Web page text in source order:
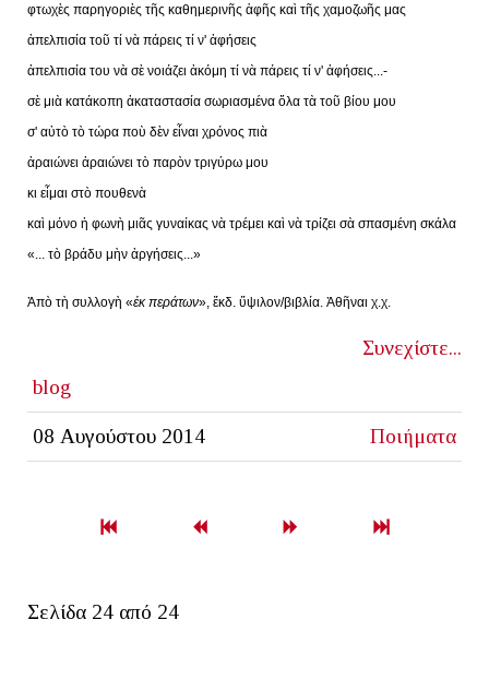
φτωχὲς παρηγοριὲς τῆς καθημερινῆς ἁφῆς καὶ τῆς χαμοζωῆς μας
ἀπελπισία τοῦ τί νὰ πάρεις τί ν' ἀφήσεις
ἀπελπισία του νὰ σὲ νοιάζει ἀκόμη τί νὰ πάρεις τί ν' ἀφήσεις...-
σὲ μιὰ κατάκοπη ἀκαταστασία σωριασμένα ὅλα τὰ τοῦ βίου μου
σ' αὐτὸ τὸ τώρα ποὺ δὲν εἶναι χρόνος πιὰ
ἀραιώνει ἀραιώνει τὸ παρὸν τριγύρω μου
κι εἶμαι στὸ πουθενὰ
καὶ μόνο ἡ φωνὴ μιᾶς γυναίκας νὰ τρέμει καὶ νὰ τρίζει σὰ σπασμένη σκάλα
«... τὸ βράδυ μὴν ἀργήσεις...»
Ἀπὸ τὴ συλλογὴ «ἐκ περάτων», ἔκδ. ὕψιλον/βιβλία. Ἀθῆναι χ.χ.
Συνεχίστε...
blog
08 Αυγούστου 2014 Ποιήματα
Σελίδα 24 από 24